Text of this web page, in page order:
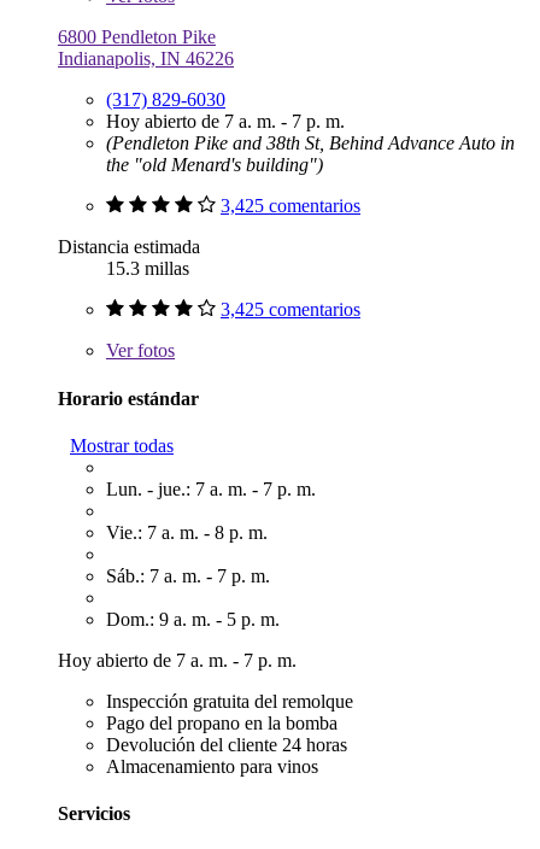
6800 Pendleton Pike
Indianapolis, IN 46226
(317) 829-6030
Hoy abierto de 7 a. m. - 7 p. m.
(Pendleton Pike and 38th St, Behind Advance Auto in
the "old Menard's building")
3,425 comentarios
Distancia estimada
15.3 millas
3,425 comentarios
Verfotos
Horario estándar
Mostrar todas
Lun. - jue.: 7 a. m. - 7 p. m.
Vie.: 7 a. m. - 8 p. m.
Sáb.: 7 a. m. - 7 p. m.
Dom.: 9 a. m. - 5 p. m.
Hoy abierto de 7 a. m. - 7 p. m.
Inspección gratuita del remolque
Pago del propano en la bomba
Devolución del cliente 24 horas
Almacenamiento para vinos
Servicios